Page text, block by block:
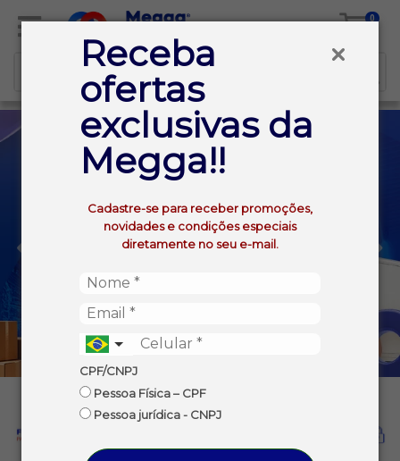
Receba
ofertas
exclusivas da
Megga!!
Cadastre-se para receber promoções,
novidades e condições especiais
diretamente no seu e-mail.
CPF/CNPJ
Pessoa Física – CPF
Pessoa jurídica - CNPJ
0